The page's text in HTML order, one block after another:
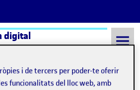
digital
i de tercers per poder-te oferir
funcionalitats del lloc web, amb